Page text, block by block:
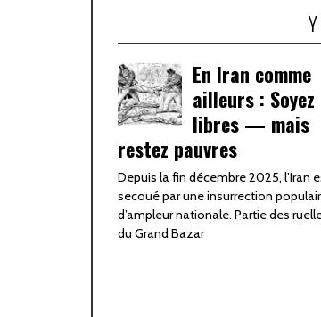
En Iran comme
ailleurs : Soyez
libres — mais
restez pauvres
Depuis la fin décembre 2025, l’Iran
secoué par une insurrection
d’ampleur nationale. Partie des
du Grand Bazar